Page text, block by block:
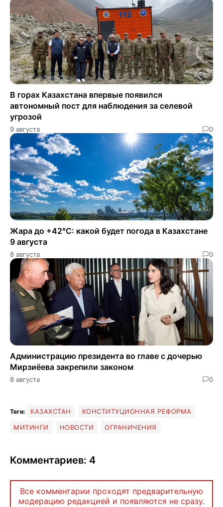
В горах Казахстана впервые появился
автономный пост для наблюдения за селевой
угрозой
9 августа 0
Жара до +42°C: какой будет погода в Казахстане
9 августа
8 августа 0
Администрацию президента во главе с дочерью
Мирзиёева закрепили законом
8 августа 0
Теги: КАЗАХСТАН
КОНСТИТУЦИОННАЯ РЕФОРМА
МИТИНГИ
НОВОСТИ ОГРАНИЧЕНИЯ
Комментариев: 4
Все комментарии проходят предварительную
модерацию редакцией и появляются не сразу.